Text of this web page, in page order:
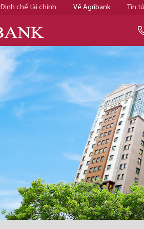
Định chế tài chính Về Agribank Tin